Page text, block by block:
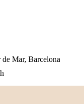
Mar, Barcelona